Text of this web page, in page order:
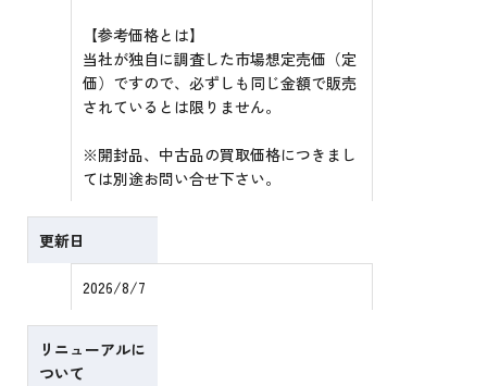
【参考価格とは】
当社が独自に調査した市場想定売価（定
価）ですので、必ずしも同じ金額で販売
されているとは限りません。
※開封品、中古品の買取価格につきまし
ては別途お問い合せ下さい。
更新日
2026/8/7
リニューアルに
ついて